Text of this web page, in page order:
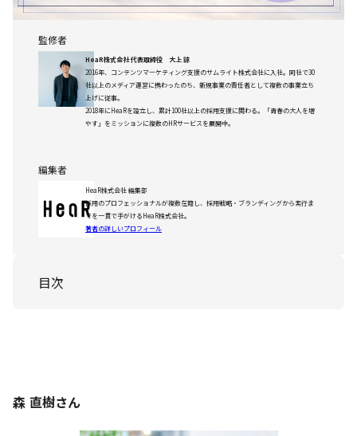
監修者
HeaR株式会社 代表取締役 大上 諒
2016年、コンテンツマーケティング支援のサムライト株式会社に入社。同社で30
社以上のメディア運営に携わったのち、新規事業の責任者として複数の事業立ち
上げに従事。
2018年にHeaRを設立し、累計100社以上の採用支援に関わる。「青春の大人を増
やす」をミッションに複数のHRサービスを展開中。
編集者
HeaR株式会社 編集部
採用のプロフェッショナルが複数在籍し、採用戦略・ブランディングから実行ま
でを一貫で手がけるHeaR株式会社。
著者の詳しいプロフィール
目次
森 直樹さん